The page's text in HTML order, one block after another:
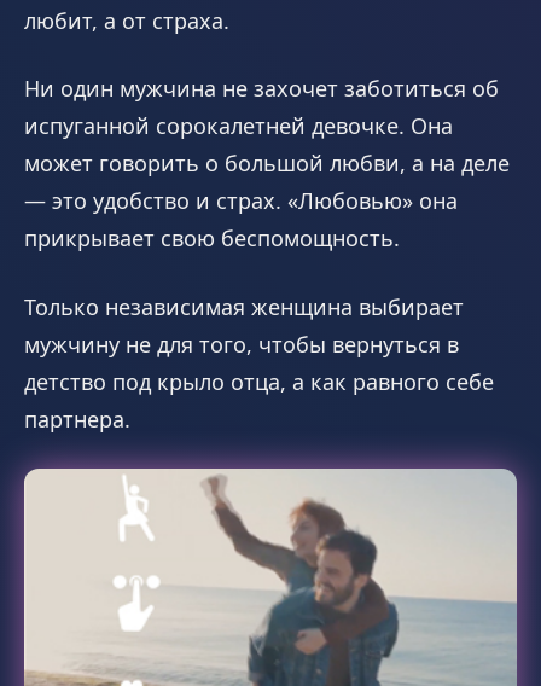
любит, а от страха.
Ни один мужчина не захочет заботиться об
испуганной сорокалетней девочке. Она
может говорить о большой любви, а на деле
— это удобство и страх. «Любовью» она
прикрывает свою беспомощность.
Только независимая женщина выбирает
мужчину не для того, чтобы вернуться в
детство под крыло отца, а как равного себе
партнера.